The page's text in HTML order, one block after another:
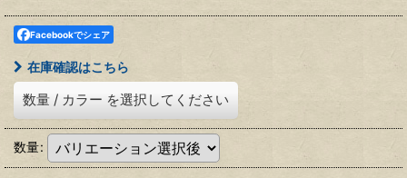
Facebookでシェア
在庫確認はこちら
数量 / カラー を選択してください
数量: